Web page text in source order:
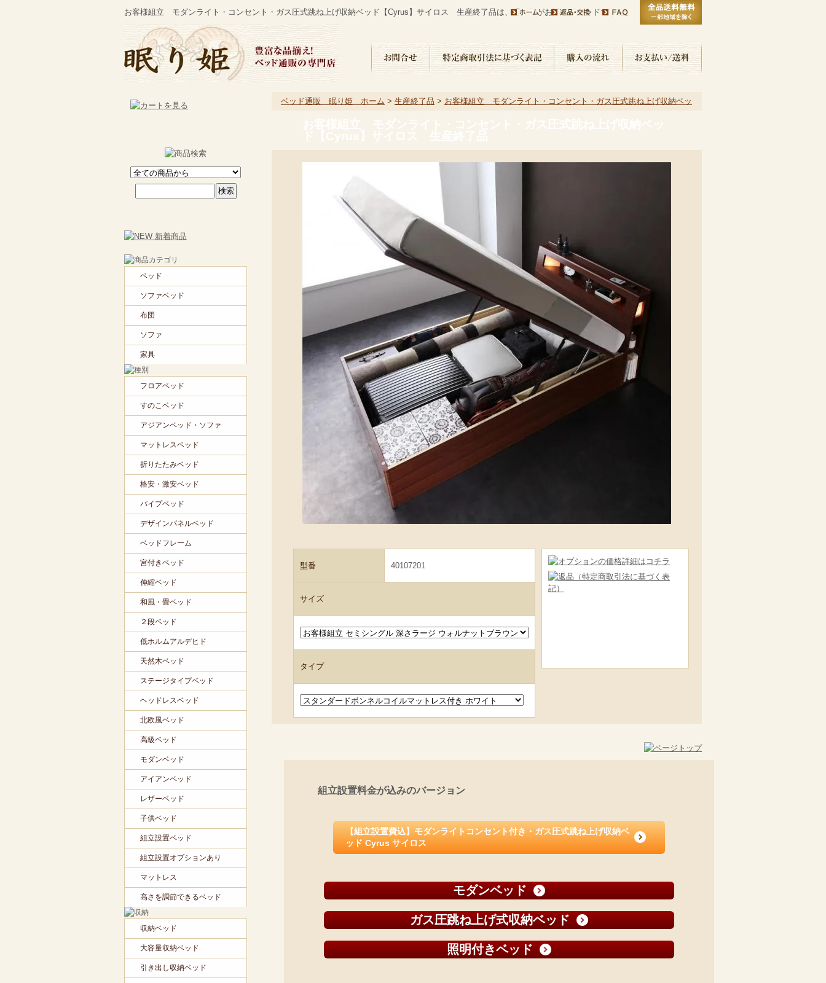
お客様組立 モダンライト・コンセント・ガス圧式跳ね上げ収納ベッド【Cyrus】サイロス 生産終了品は、眠り姫がお勧めのベッドです
ベッド通販 眠り姫 ホーム > 生産終了品 > お客様組立 モダンライト・コンセント・ガス圧式跳ね上げ収納ベッ
型番 40107201
サイズ
タイプ
組立設置料金が込みのバージョン
【組立設置費込】モダンライトコンセント付き・ガス圧式跳ね上げ収納ベ
ッド Cyrus サイロス
モダンベッド
ガス圧跳ね上げ式収納ベッド
照明付きベッド
ベッド
ソファベッド
布団
ソファ
家具
フロアベッド
すのこベッド
アジアンベッド・ソファ
マットレスベッド
折りたたみベッド
格安・激安ベッド
パイプベッド
デザインパネルベッド
ベッドフレーム
宮付きベッド
伸縮ベッド
和風・畳ベッド
２段ベッド
低ホルムアルデヒド
天然木ベッド
ステージタイプベッド
ヘッドレスベッド
北欧風ベッド
高級ベッド
モダンベッド
アイアンベッド
レザーベッド
子供ベッド
組立設置ベッド
組立設置オプションあり
マットレス
高さを調節できるベッド
収納ベッド
大容量収納ベッド
引き出し収納ベッド